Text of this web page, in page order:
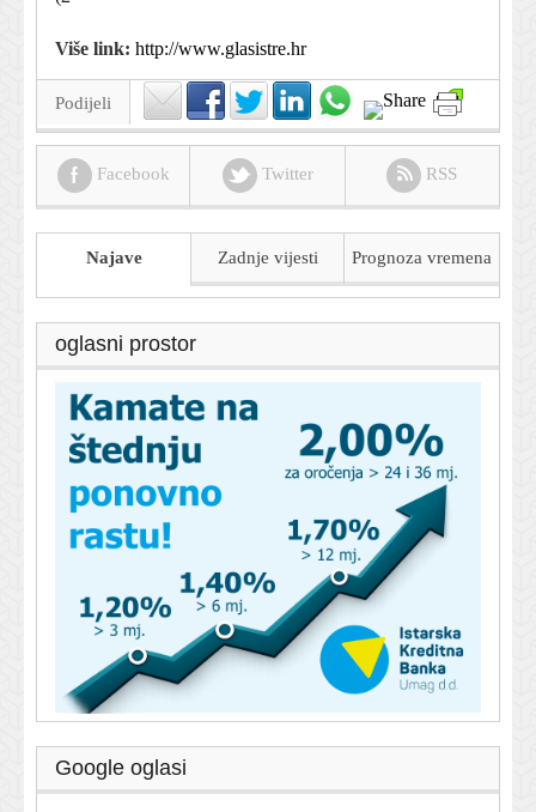
Više link: http://www.glasistre.hr
Podijeli
Facebook Twitter RSS
Najave Zadnje vijesti Prognoza vremena
oglasni prostor
Google oglasi